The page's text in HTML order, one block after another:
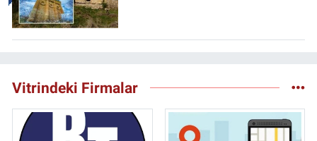
Vitrindeki Firmalar